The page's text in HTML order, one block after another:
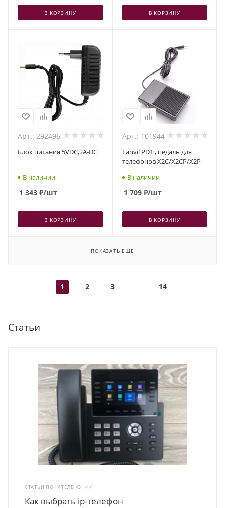
В КОРЗИНУ В КОРЗИНУ
Арт.: 292496
Блок питания 5VDC,2A-DC
В наличии
1 343 ₽/шт
В КОРЗИНУ
Арт.: 101944
Fanvil PD1 , педаль для
телефонов X2C/X2CP/X2P
В наличии
1 709₽/шт
В КОРЗИНУ
ПОКАЗАТЬ ЕЩЕ
1 2 3 14
Статьи
СТАТЬИ ПО IP ТЕЛЕФОНИИ
Как выбрать ip-телефон